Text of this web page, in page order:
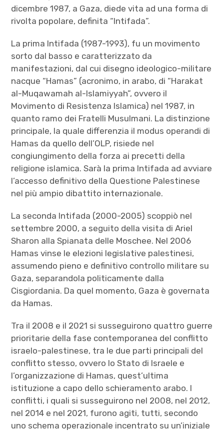
dicembre 1987, a Gaza, diede vita ad una forma di
rivolta popolare, definita “Intifada”.
La prima Intifada (1987-1993), fu un movimento
sorto dal basso e caratterizzato da
manifestazioni, dal cui disegno ideologico-militare
nacque “Hamas” (acronimo, in arabo, di “Harakat
al-Muqawamah al-Islamiyyah”, ovvero il
Movimento di Resistenza Islamica) nel 1987, in
quanto ramo dei Fratelli Musulmani. La distinzione
principale, la quale differenzia il modus operandi di
Hamas da quello dell’OLP, risiede nel
congiungimento della forza ai precetti della
religione islamica. Sarà la prima Intifada ad avviare
l’accesso definitivo della Questione Palestinese
nel più ampio dibattito internazionale.
La seconda Intifada (2000-2005) scoppiò nel
settembre 2000, a seguito della visita di Ariel
Sharon alla Spianata delle Moschee. Nel 2006
Hamas vinse le elezioni legislative palestinesi,
assumendo pieno e definitivo controllo militare su
Gaza, separandola politicamente dalla
Cisgiordania. Da quel momento, Gaza è governata
da Hamas.
Tra il 2008 e il 2021 si susseguirono quattro guerre
prioritarie della fase contemporanea del conflitto
israelo-palestinese, tra le due parti principali del
conflitto stesso, ovvero lo Stato di Israele e
l’organizzazione di Hamas, quest’ultima
istituzione a capo dello schieramento arabo. I
conflitti, i quali si susseguirono nel 2008, nel 2012,
nel 2014 e nel 2021, furono agiti, tutti, secondo
uno schema operazionale incentrato su un’iniziale